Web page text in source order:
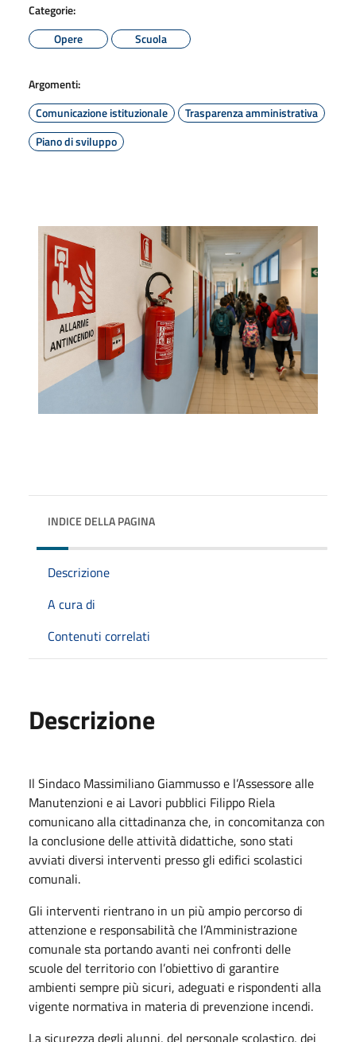
Categorie:
Opere
Scuola
Argomenti:
Comunicazione istituzionale
Trasparenza amministrativa
Piano di sviluppo
INDICE DELLA PAGINA
Descrizione
A cura di
Contenuti correlati
Descrizione
Il Sindaco Massimiliano Giammusso e l’Assessore alle
Manutenzioni e ai Lavori pubblici Filippo Riela
comunicano alla cittadinanza che, in concomitanza con
la conclusione delle attivitàdidattiche, sono stati
avviati diversi interventi presso gli edifici scolastici
comunali.
Gli interventi rientrano in un più ampio percorso di
attenzione e responsabilità che l’Amministrazione
comunale sta portando avanti nei confronti delle
scuole del territoriocon l’obiettivo di garantire
ambienti sempre più sicuri, adeguati e rispondenti alla
vigente normativa in materia di prevenzione incendi.
La sicurezza degli alunni, del personale scolastico, dei